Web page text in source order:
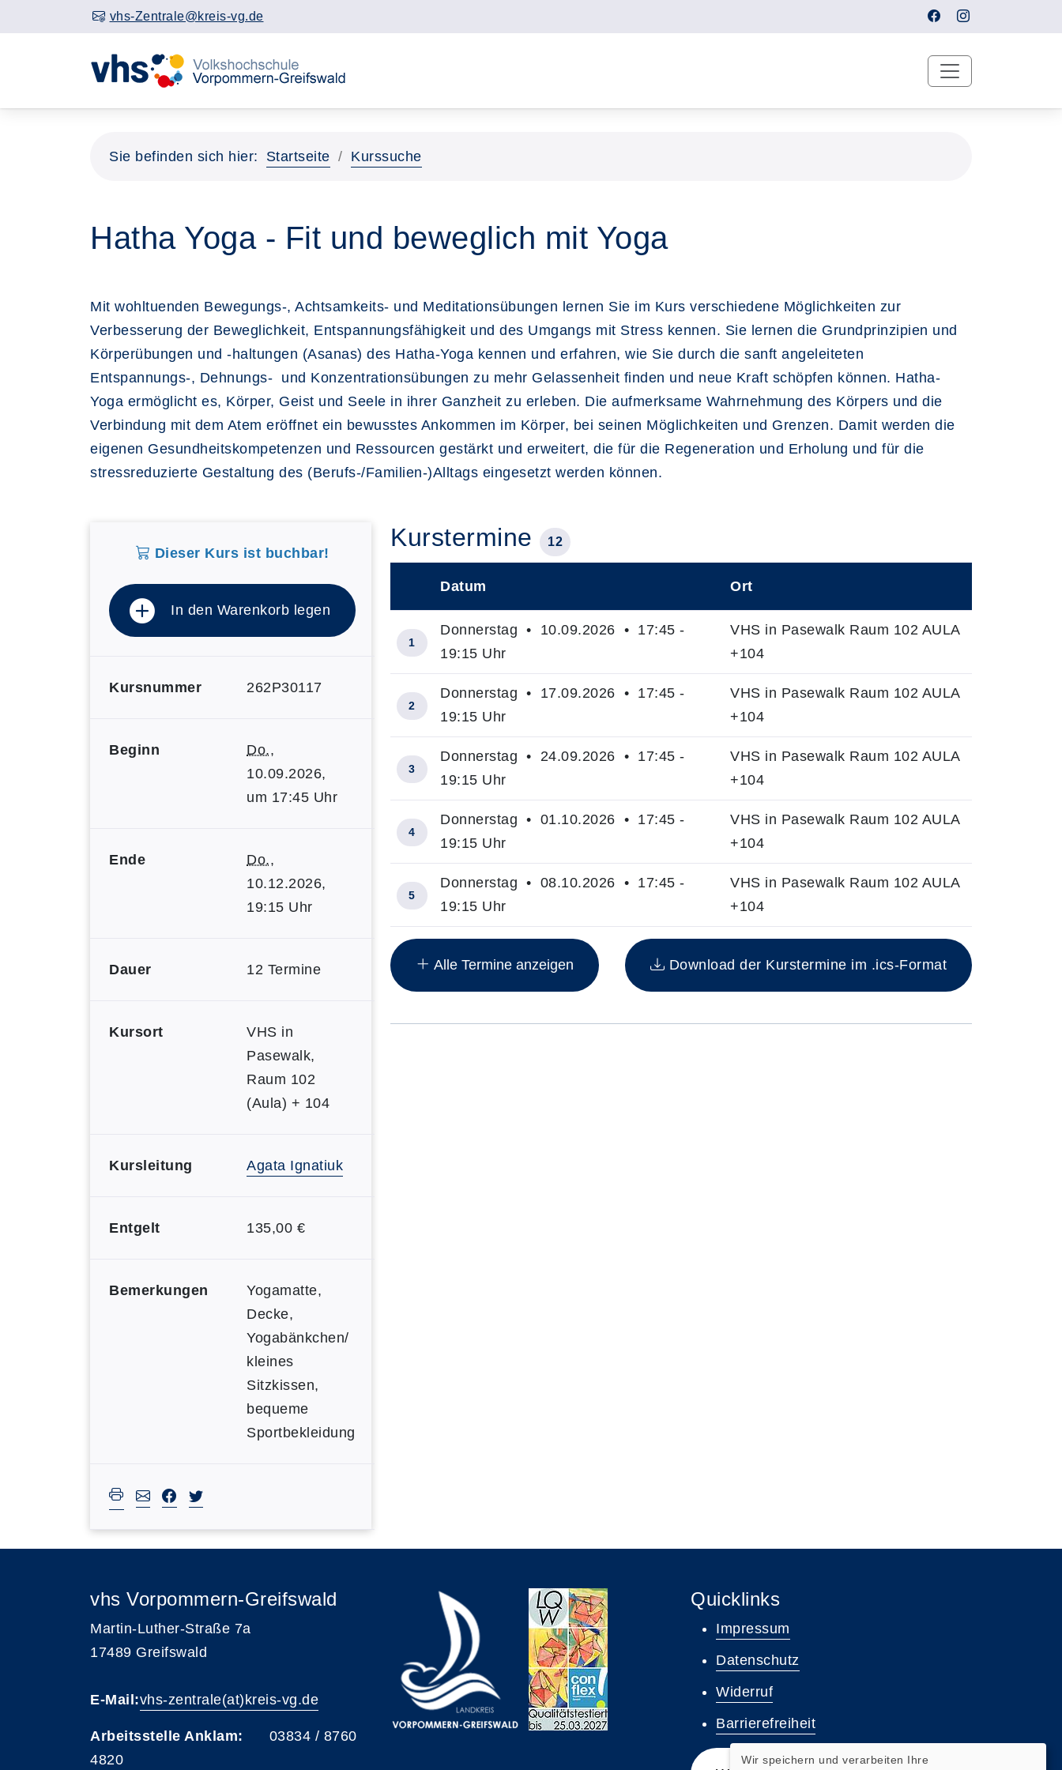
vhs-Zentrale@kreis-vg.de
Sie befinden sich hier: Startseite Kurssuche
Hatha Yoga - Fit und beweglich mit Yoga
Mit wohltuenden Bewegungs-, Achtsamkeits- und Meditationsübungen lernen Sie im Kurs verschiedene Möglichkeiten zur
Verbesserung der Beweglichkeit, Entspannungsfähigkeit und des Umgangs mit Stress kennen. Sie lernen die Grundprinzipien und
Körperübungen und -haltungen (Asanas) des Hatha-Yoga kennen und erfahren, wie Sie durch die sanft angeleiteten
Entspannungs-, Dehnungs- und Konzentrationsübungen zu mehr Gelassenheit finden und neue Kraft schöpfen können. Hatha-
Yoga ermöglicht es, Körper, Geist und Seele in ihrer Ganzheit zu erleben. Die aufmerksame Wahrnehmung des Körpers und die
Verbindung mit dem Atem eröffnet ein bewusstes Ankommen im Körper, bei seinen Möglichkeiten und Grenzen. Damit werden die
eigenen Gesundheitskompetenzen und Ressourcen gestärkt und erweitert, die für die Regeneration und Erholung und für die
stressreduzierte Gestaltung des (Berufs-/Familien-)Alltags eingesetzt werden können.
Dieser Kurs ist buchbar!
In den Warenkorb legen
Kursnummer 262P30117
Beginn Do.,
10.09.2026,
um 17:45 Uhr
Ende Do.,
10.12.2026,
19:15 Uhr
Dauer 12 Termine
Kursort
VHS in
Pasewalk,
Raum 102
(Aula) + 104
Kursleitung Agata Ignatiuk
Entgelt 135,00 €
Bemerkungen
Yogamatte,
Decke,
Yogabänkchen/
kleines
Sitzkissen,
bequeme
Sportbekleidung
Kurstermine 12
Insgesamt gibt es 12 Termine zum diesen Kurs
Datum Ort
1
Donnerstag • 10.09.2026 • 17:45 -
19:15 Uhr
VHS in Pasewalk Raum 102 AULA
+104
2
Donnerstag • 17.09.2026 • 17:45 -
19:15 Uhr
VHS in Pasewalk Raum 102 AULA
+104
3
Donnerstag • 24.09.2026 • 17:45 -
19:15 Uhr
VHS in Pasewalk Raum 102 AULA
+104
4
Donnerstag • 01.10.2026 • 17:45 -
19:15 Uhr
VHS in Pasewalk Raum 102 AULA
+104
5
Donnerstag • 08.10.2026 • 17:45 -
19:15 Uhr
VHS in Pasewalk Raum 102 AULA
+104
Alle Termine anzeigen Download der Kurstermine im .ics-Format
vhs Vorpommern-Greifswald
Martin-Luther-Straße 7a
17489 Greifswald
E-Mail:vhs-zentrale(at)kreis-vg.de
Arbeitsstelle Anklam: 03834 / 8760
4820
Quicklinks
Impressum
Datenschutz
Widerruf
Barrierefreiheit
Wir speichern und verarbeiten Ihre